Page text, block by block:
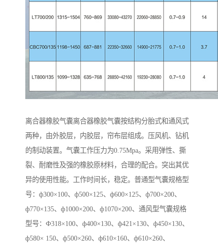
离合器橡胶气囊离合器橡胶气囊按结构分胎式和通风式
两种，由外胶层，内胶层，帘布层组成。压风机、钻机
的制动装置。气囊工作压力为0.75Mpa。采用弹性、撕
裂、耐磨性及强的橡胶原材料，合理的配合。突出其优
异的使用性能。工作时间长，稳定。普通型气囊规格型
号：ф300×100、ф500×125、ф600×125、ф700×200、
ф770×135、ф1000×200、ф1070×200、通风型气囊规格
型号：Ф318×100、ф400×130、ф421×130、ф450×130、
ф580× 150、ф500×260、ф610×160、ф610×260、